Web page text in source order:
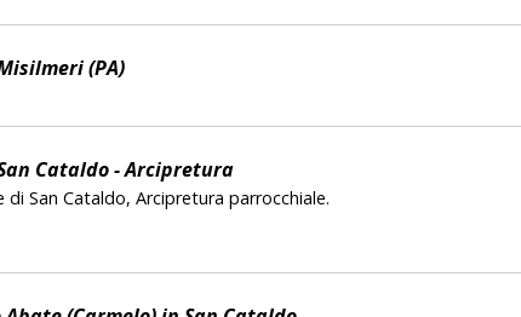
(PA)
Cataldo - Arcipretura
San Cataldo, Arcipretura parrocchiale.